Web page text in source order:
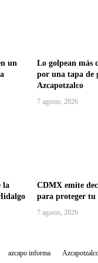
un
Lo golpean más
por una tapa de
Azcapotzalco
7 agosto, 2026
la
CDMX emite
para proteger tu
7 agosto, 2026
azcapo informa